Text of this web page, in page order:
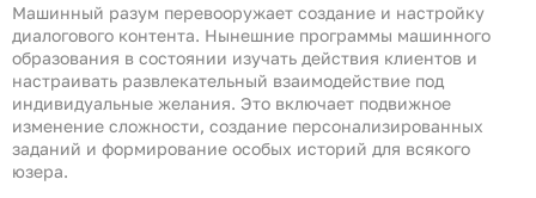
Машинный разум перевооружает создание и настройку
диалогового контента. Нынешние программы машинного
образования в состоянии изучать действия клиентов и
настраивать развлекательный взаимодействие под
индивидуальные желания. Это включает подвижное
изменение сложности, создание персонализированных
заданий и формирование особых историй для всякого
юзера.